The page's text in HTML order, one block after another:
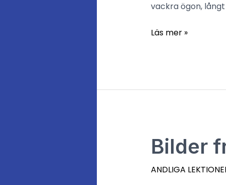
vackra ögon,
Läs mer »
Bilder
ANDLIGA
Bilder
från
LoA-